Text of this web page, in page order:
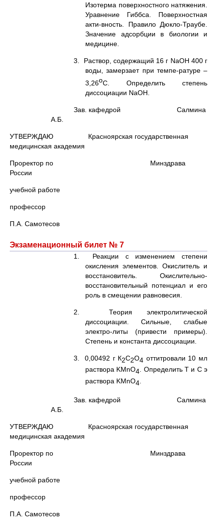
Изотерма поверхностного натяжения.
Уравнение Гиббса. Поверхностная
акти-вность. Правило Дюкло-Траубе.
Значение адсорбции в биологии и
медицине.
3. Раствор, содержащий 16 г NaOH 400 г
воды, замерзает при темпе-ратуре –
3,26оС. Определить степень
диссоциации NaOH.
Зав. кафедрой Салмина
А.Б.
УТВЕРЖДАЮ Красноярская государственная
медицинская академия
Проректор по Минздрава
России
учебной работе
профессор
П.А. Самотесов
Экзаменационный билет № 7
1. Реакции с изменением степени
окисления элементов. Окислитель и
восстановитель. Окислительно-
восстановительный потенциал и его
роль в смещении равновесия.
2. Теория электролитической
диссоциации. Сильные, слабые
электро-литы (привести примеры).
Степень и константа диссоциации.
3. 0,00492 г К2С2О4 оттитровали 10 мл
раствора KMnO4. Определить Т и С э
раствора KMnO4.
Зав. кафедрой Салмина
А.Б.
УТВЕРЖДАЮ Красноярская государственная
медицинская академия
Проректор по Минздрава
России
учебной работе
профессор
П.А. Самотесов